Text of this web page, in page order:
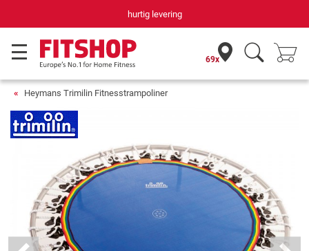
hurtig levering
69x
Heymans Trimilin Fitnesstrampoliner